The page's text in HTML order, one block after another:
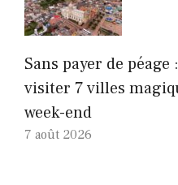
Sans payer de
visiter 7 villes
week-end
7 août 2026